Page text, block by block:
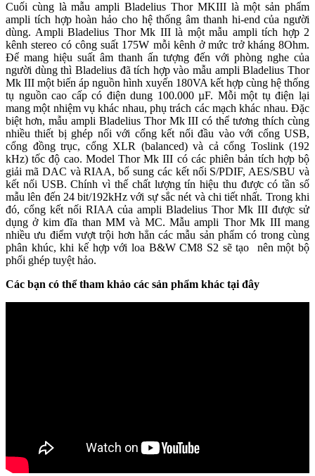
Cuối cùng là mẫu ampli Bladelius Thor MKIII là một sản phẩm
ampli tích hợp hoàn hảo cho hệ thống âm thanh hi-end của người
dùng. Ampli Bladelius Thor Mk III là một mẫu ampli tích hợp 2
kênh stereo có công suất 175W mỗi kênh ở mức trở kháng 8Ohm.
Để mang hiệu suất âm thanh ấn tượng đến với phòng nghe của
người dùng thì Bladelius đã tích hợp vào mẫu ampli Bladelius Thor
Mk III một biến áp nguồn hình xuyến 180VA kết hợp cùng hệ thống
tụ nguồn cao cấp có điện dung 100.000 µF. Mỗi một tụ điện lại
mang một nhiệm vụ khác nhau, phụ trách các mạch khác nhau. Đặc
biệt hơn, mẫu ampli Bladelius Thor Mk III có thể tương thích cùng
nhiều thiết bị ghép nối với cổng kết nối đầu vào với cổng USB,
cổng đồng trục, cổng XLR (balanced) và cả cổng Toslink (192
kHz) tốc độ cao. Model Thor Mk III có các phiên bản tích hợp bộ
giải mã DAC và RIAA, bổ sung các kết nối S/PDIF, AES/SBU và
kết nối USB. Chính vì thế chất lượng tín hiệu thu được có tần số
mẫu lên đến 24 bit/192kHz với sự sắc nét và chi tiết nhất. Trong khi
đó, cổng kết nối RIAA của ampli Bladelius Thor Mk III được sử
dụng ở kim đĩa than MM và MC. Mẫu ampli Thor Mk III mang
nhiều ưu điểm vượt trội hơn hẳn các mẫu sản phẩm có trong cùng
phân khúc, khi kế hợp với loa B&W CM8 S2 sẽ tạo nên một bộ
phối ghép tuyệt hảo.
Các bạn có thể tham khảo các sản phẩm khác tại đây